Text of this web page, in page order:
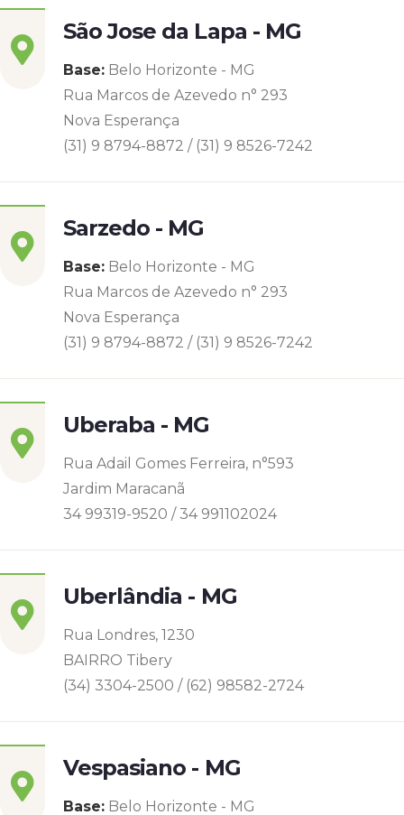
São Jose da Lapa - MG
Base: Belo Horizonte - MG
Rua Marcos de Azevedo n° 293
Nova Esperança
(31) 9 8794-8872 / (31) 9 8526-7242
Sarzedo - MG
Base: Belo Horizonte - MG
Rua Marcos de Azevedo n° 293
Nova Esperança
(31) 9 8794-8872 / (31) 9 8526-7242
Uberaba - MG
Rua Adail Gomes Ferreira, n°593
Jardim Maracanã
34 99319-9520 / 34 991102024
Uberlândia - MG
Rua Londres, 1230
BAIRRO Tibery
(34) 3304-2500 / (62) 98582-2724
Vespasiano - MG
Base: Belo Horizonte - MG